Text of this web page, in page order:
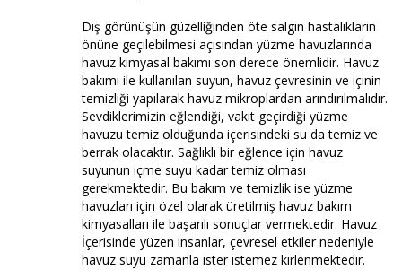
Dış görünüşün güzelliğinden öte salgın hastalıkların
önüne geçilebilmesi açısından yüzme havuzlarında
havuz kimyasal bakımı son derece önemlidir. Havuz
bakımı ile kullanılan suyun, havuz çevresinin ve içinin
temizliği yapılarak havuz mikroplardan arındırılmalıdır.
Sevdiklerimizin eğlendiği, vakit geçirdiği yüzme
havuzu temiz olduğunda içerisindeki su da temiz ve
berrak olacaktır. Sağlıklı bir eğlence için havuz
suyunun içme suyu kadar temiz olması
gerekmektedir. Bu bakım ve temizlik ise yüzme
havuzları için özel olarak üretilmiş havuz bakım
kimyasalları ile başarılı sonuçlar vermektedir. Havuz
İçerisinde yüzen insanlar, çevresel etkiler nedeniyle
havuz suyu zamanla ister istemez kirlenmektedir.